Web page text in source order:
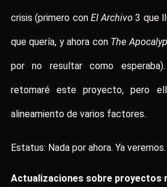
crisis (primero con El Archivo 3 que
que quería, y ahora con The
por no resultar como
retomaré este proyecto, pero
alineamiento de varios factores.
Estatus: Nada por ahora. Ya veremos.
Actualizaciones sobre proyectos